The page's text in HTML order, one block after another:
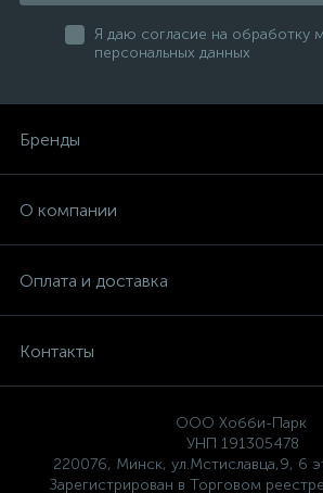
Я даю согласие на обработку
персональных данных
Бренды
О компании
Оплата и доставка
Контакты
ООО Хобби-Парк
УНП 191305478
220076, Минск, ул.Мстиславца,9, 6
Зарегистрирован в Торговом